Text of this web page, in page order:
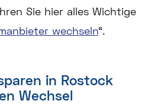
Sie hier alles Wichtige
wechseln“.
in Rostock
Wechsel